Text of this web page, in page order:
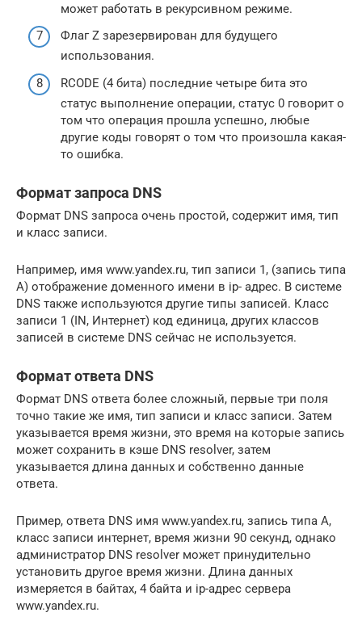
может работать в рекурсивном режиме.
Флаг Z зарезервирован для будущего
использования.
RCODE (4 бита) последние четыре бита это
статус выполнение операции, статус 0 говорит о
том что операция прошла успешно, любые
другие коды говорят о том что произошла какая-
то ошибка.
Формат запроса DNS
Формат DNS запроса очень простой, содержит имя, тип
и класс записи.
Например, имя www.yandex.ru, тип записи 1, (запись типа
A) отображение доменного имени в ip- адрес. В системе
DNS также используются другие типы записей. Класс
записи 1 (IN, Интернет) код единица, других классов
записей в системе DNS сейчас не используется.
Формат ответа DNS
Формат DNS ответа более сложный, первые три поля
точно такие же имя, тип записи и класс записи. Затем
указывается время жизни, это время на которые запись
может сохранить в кэше DNS resolver, затем
указывается длина данных и собственно данные
ответа.
Пример, ответа DNS имя www.yandex.ru, запись типа A,
класс записи интернет, время жизни 90 секунд, однако
администратор DNS resolver может принудительно
установить другое время жизни. Длина данных
измеряется в байтах, 4 байта и ip-адрес сервера
www.yandex.ru.